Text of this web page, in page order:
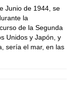
Junio de 1944, se
la
de la Segunda
Unidos y Japón, y
sería el mar, en las